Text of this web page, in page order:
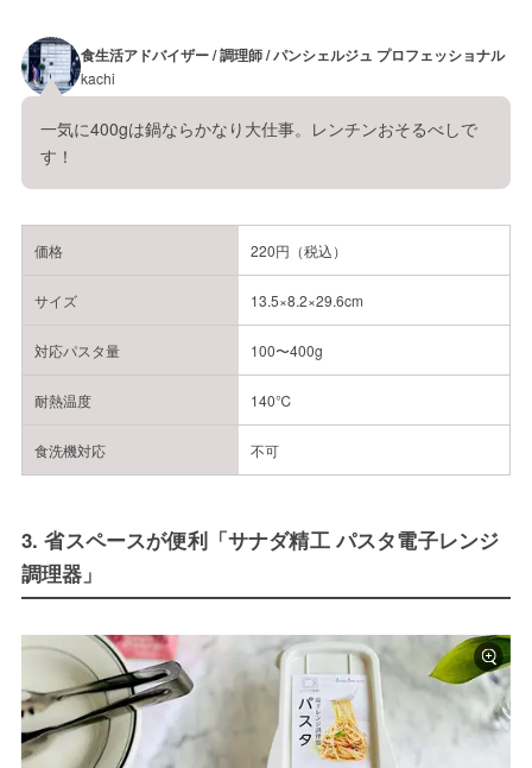
食生活アドバイザー / 調理師 / パンシェルジュ プロフェッショナル
kachi
一気に400gは鍋ならかなり大仕事。レンチンおそるべしで
す！
価格 220円（税込）
サイズ 13.5×8.2×29.6cm
対応パスタ量 100〜400g
耐熱温度 140℃
食洗機対応 不可
3. 省スペースが便利「サナダ精工 パスタ電子レンジ
調理器」